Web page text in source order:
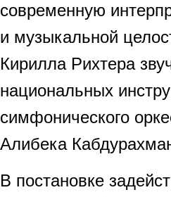
современную
и музыкальной
Кирилла Рихтера
национальных
симфонического
Алибека
В постановке